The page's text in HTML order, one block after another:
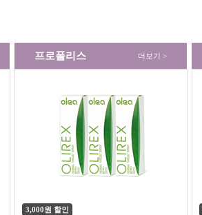
프로폴리스 더보기 >
3,000원 할인